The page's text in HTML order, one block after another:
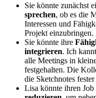
Sie könnte zunächst
sprechen, ob es die
Interessen und
Projekt einzubringen.
Sie könnte ihre
integrieren. Ich
alle Meetings in
festgehalten. Die
die Sketchnotes
Lisa könnte ihren Job